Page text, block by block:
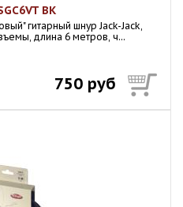
BK
гитарный шнур Jack-Jack,
длина 6 метров, ч...
750 руб